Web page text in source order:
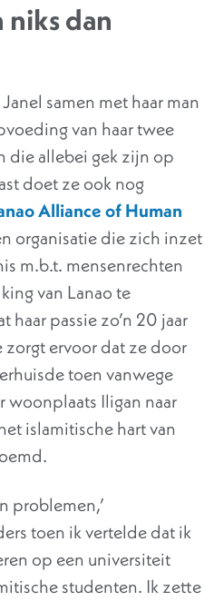
niks dan
samen met haar man
van haar twee
die allebei gek zijn op
doet ze ook nog
Alliance of Human
organisatie die zich inzet
m.b.t. mensenrechten
van Lanao te
haar passie zo’n 20 jaar
zorgt ervoor dat ze door
toen vanwege
woonplaats Iligan naar
islamitische hart van
problemen,’
toen ik vertelde dat ik
op een universiteit
studenten. Ik zette